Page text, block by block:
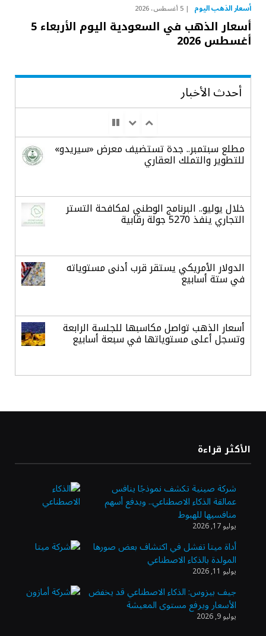
أسعار الذهب اليوم 5 أغسطس، 2026
أسعار الذهب في السعودية اليوم الأربعاء 5
أغسطس 2026
أحدث الأخبار
مطلع سبتمبر.. جدة تستضيف معرض «سيريدو»
للتطوير والتملك العقاري
خلال يوليو.. البرنامج الوطني لمكافحة التستر
التجاري ينفذ 5270 جولة رقابية
الدولار الأمريكي يستقر قرب أدنى مستوياته
في ستة أسابيع
أسعار الذهب تواصل مكاسبها للجلسة الرابعة
وتسجل أعلى مستوياتها في سبعة أسابيع
«طيران الرياض» يدشن أولى رحلاته إلى مومباي
ويضيف الوجهة التشغيلية الثامنة
وزير الاستثمار: الموافقة على رخصة مزاولة
الأنشطة المالية عابرة الحدود تطوير للبيئة
الاستثمارية
الذهب يسجل أعلى مستوى في أسبوعين بدعم
من تراجع الدولار
الدولار الأمريكي يتراجع قرب أدنى مستوياته
الأكثر قراءة
شركة صينية تكشف نموذجًا ينافس
عمالقة الذكاء الاصطناعي.. ويدفع أسهم
منافسيها للهبوط
يوليو 17, 2026
أداة ميتا تفشل في اكتشاف بعض صورها
المولدة بالذكاء الاصطناعي
يوليو 11, 2026
جيف بيزوس: الذكاء الاصطناعي قد يخفض
الأسعار ويرفع مستوى المعيشة
يوليو 9, 2026